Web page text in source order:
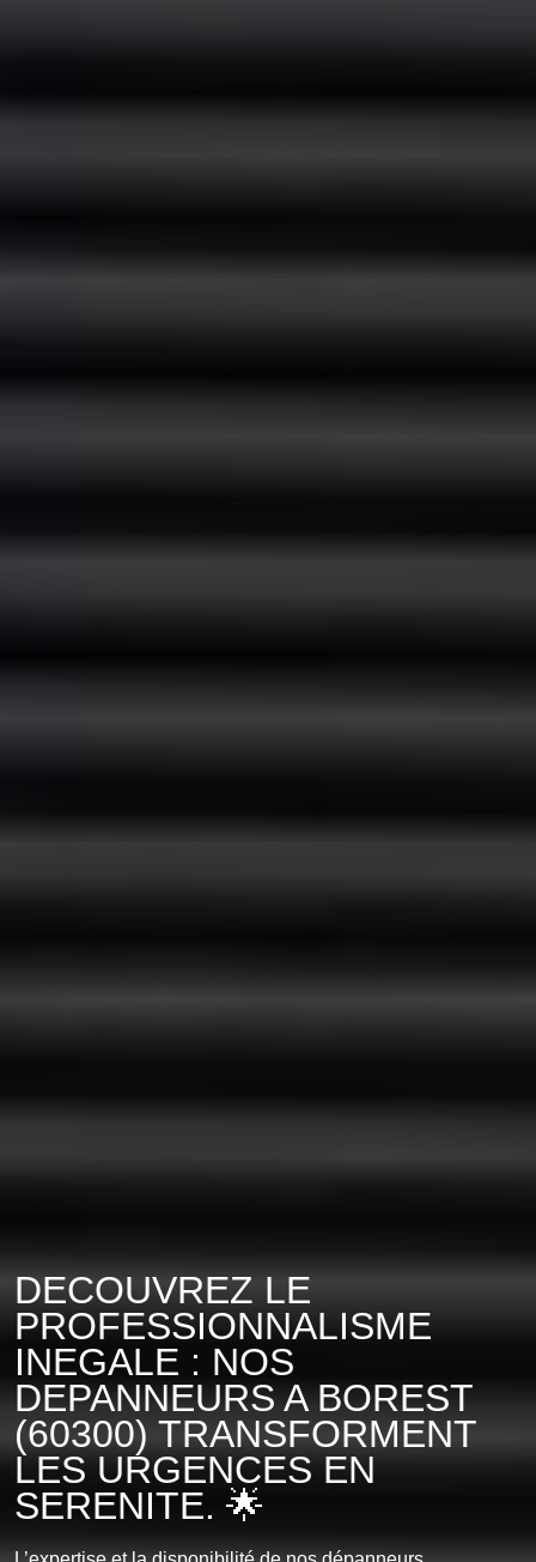
DECOUVREZ LE
PROFESSIONNALISME
INEGALE : NOS
DEPANNEURS A BOREST
(60300) TRANSFORMENT
LES URGENCES EN
SERENITE. 🌟